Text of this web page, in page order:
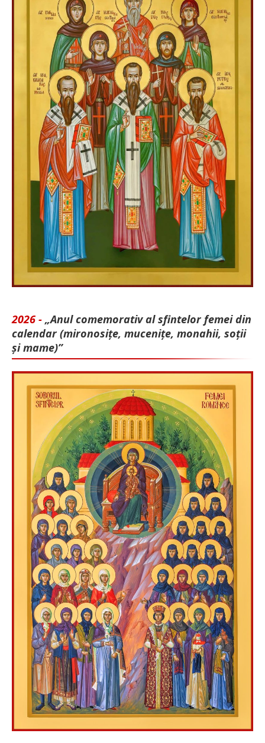
2026 - „Anul comemorativ al sfintelor femei din
calendar (mironosițe, mu­cenițe, monahii, soții
și mame)”